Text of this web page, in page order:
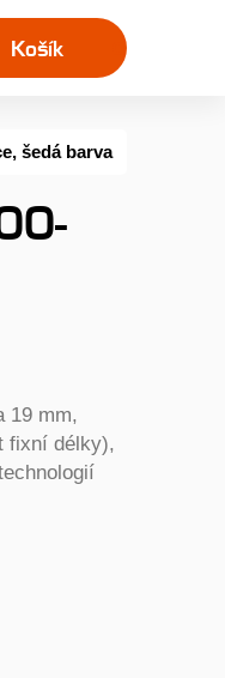
Košík
šedá barva
19 mm,
fixní délky),